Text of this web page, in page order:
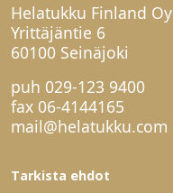
Helatukku Finland Oy
Yrittäjäntie 6
60100 Seinäjoki
puh 029-123 9400
fax 06-4144165
mail@helatukku.com
Tarkista ehdot